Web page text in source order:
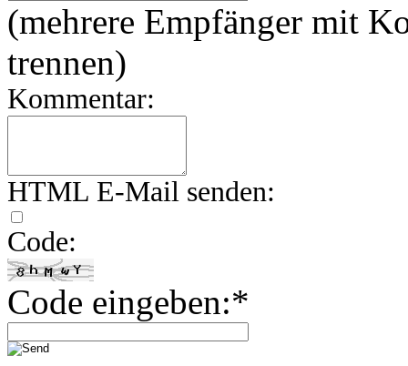
(mehrere Empfänger mit
trennen)
Kommentar:
HTML E-Mail senden:
Code:
Code eingeben:*